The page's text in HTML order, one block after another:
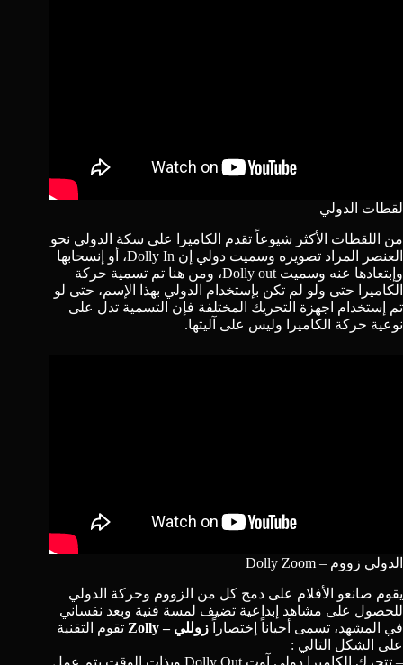
لقطات الدولي
من اللقطات الأكثر شيوعاً تقدم الكاميرا على سكة الدولي نحو
العنصر المراد تصويره وسميت دولي إن Dolly In، أو إنسحابها
وإبتعادها عنه وسميت Dolly out، ومن هنا تم تسمية حركة
الكاميرا حتى ولو لم تكن بإستخدام الدولي بهذا الإسم، حتى لو
تم إستخدام اجهزة التحريك المختلفة فإن التسمية تدل على
نوعية حركة الكاميرا وليس على آليتها.
الدولي زووم – Dolly Zoom
يقوم صانعو الأفلام على دمج كل من الزووم وحركة الدولي
للحصول على مشاهد إبداعية تضيف لمسة فنية وبعد نفساني
في المشهد، تسمى أحياناً إختصاراً زوللي – Zolly
تقوم التقنية
على الشكل التالي :
– تتحرك الكاميرا دولي آوت Dolly Out وبذات الوقت يتم عمل